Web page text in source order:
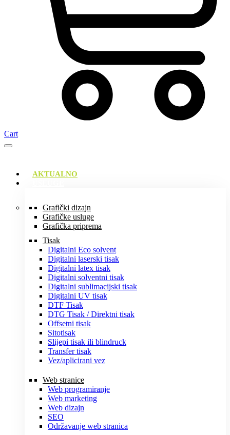
Cart
AKTUALNO
Grafički dizajn
Grafičke usluge
Grafička priprema
Tisak
Digitalni Eco solvent
Digitalni laserski tisak
Digitalni latex tisak
Digitalni solventni tisak
Digitalni sublimacijski tisak
Digitalni UV tisak
DTF Tisak
DTG Tisak / Direktni tisak
Offsetni tisak
Sitotisak
Slijepi tisak ili blindruck
Transfer tisak
Vez/aplicirani vez
Web stranice
Web programiranje
Web marketing
Web dizajn
SEO
Održavanje web stranica